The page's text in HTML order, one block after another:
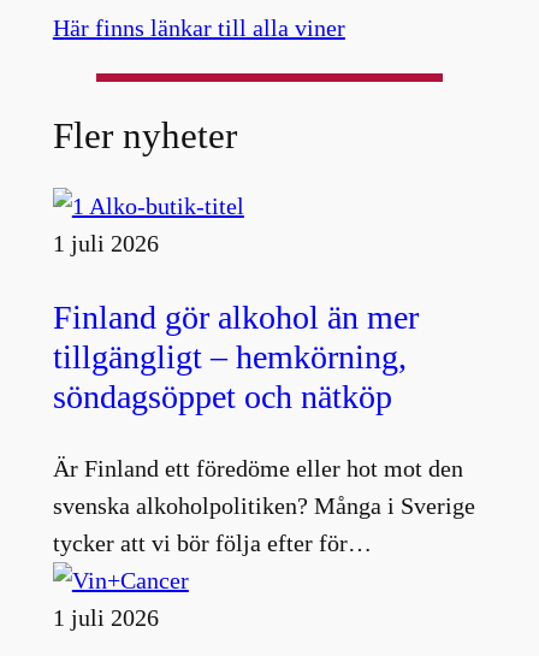
Här finns länkar till alla viner
Fler nyheter
1 juli 2026
Finland gör alkohol än mer
tillgängligt – hemkörning,
söndagsöppet och nätköp
Är Finland ett föredöme eller hot mot den
svenska alkoholpolitiken? Många i Sverige
tycker att vi bör följa efter för…
1 juli 2026